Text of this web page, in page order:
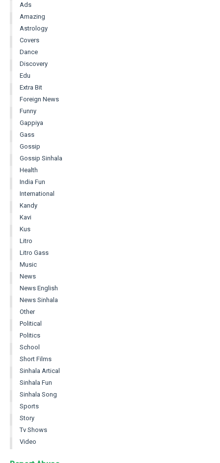
Ads
Amazing
Astrology
Covers
Dance
Discovery
Edu
Extra Bit
Foreign News
Funny
Gappiya
Gass
Gossip
Gossip Sinhala
Health
India Fun
International
Kandy
Kavi
Kus
Litro
Litro Gass
Music
News
News English
News Sinhala
Other
Political
Politics
School
Short Films
Sinhala Artical
Sinhala Fun
Sinhala Song
Sports
Story
Tv Shows
Video